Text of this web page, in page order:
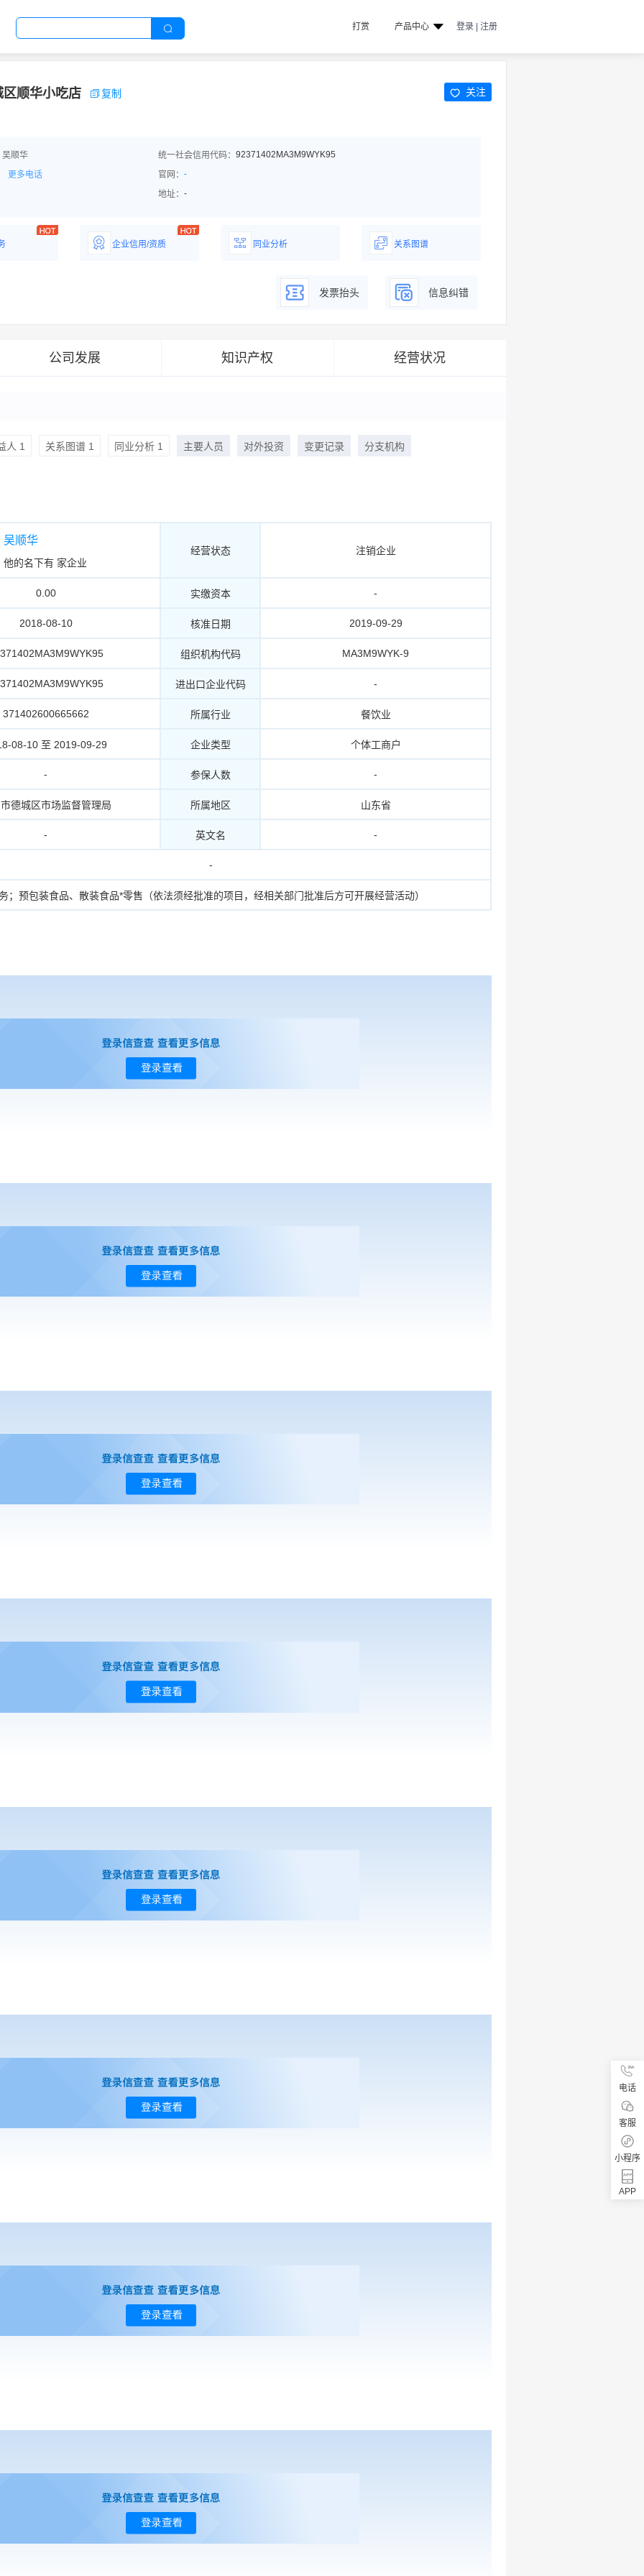
打赏 产品中心 登录 | 注册
顺华小吃店 复制 关注
吴顺华 统一社会信用代码： 92371402MA3M9WYK95
更多电话 官网： -
地址： -
企业信用/资质
同业分析
关系图谱
发票抬头 信息纠错
公司发展 知识产权 经营状况
人 1 关系图谱 1 同业分析 1 主要人员 对外投资 变更记录 分支机构
吴顺华
他的名下有 家企业
经营状态 注销企业
0.00 实缴资本 -
2018-08-10 核准日期 2019-09-29
组织机构代码 MA3M9WYK-9
进出口企业代码 -
371402600665662 所属行业 餐饮业
08-10 至 2019-09-29 企业类型 个体工商户
- 参保人数 -
德城区市场监督管理局 所属地区 山东省
- 英文名 -
-
；预包装食品、散装食品*零售（依法须经批准的项目，经相关部门批准后方可开展经营活动）
电话
客服
小程序
APP